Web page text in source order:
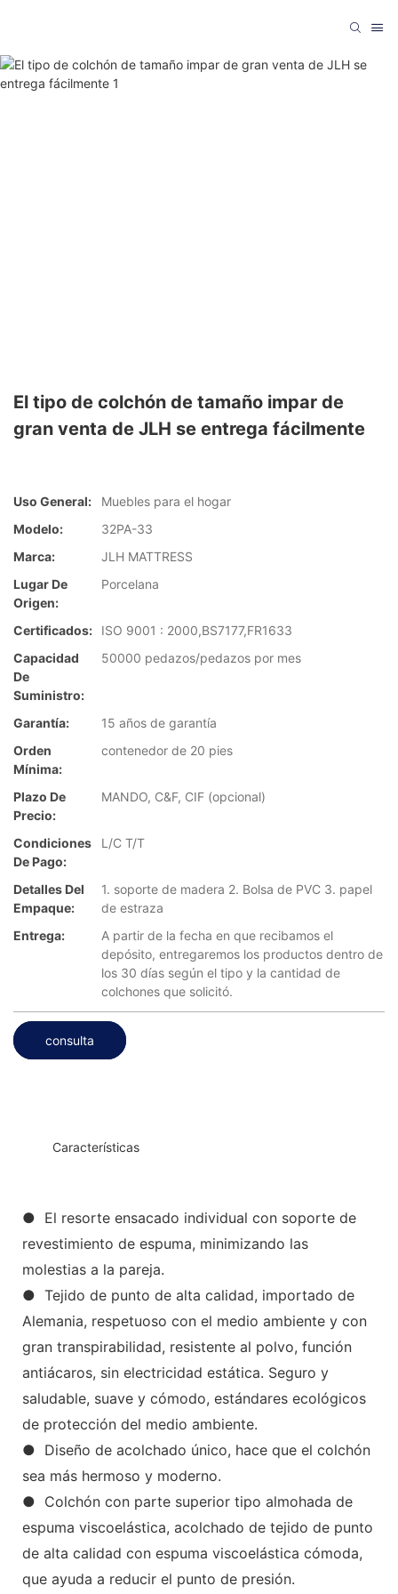
El tipo de colchón de tamaño impar de
gran venta de JLH se entrega fácilmente
Uso General:
Muebles para el hogar
Modelo:
32PA-33
Marca:
JLH MATTRESS
Lugar De
Origen:
Porcelana
Certificados:
ISO 9001 : 2000,BS7177,FR1633
Capacidad
De
Suministro:
50000 pedazos/pedazos por mes
Garantía:
15 años de garantía
Orden
Mínima:
contenedor de 20 pies
Plazo De
Precio:
MANDO, C&F, CIF (opcional)
Condiciones
De Pago:
L/C T/T
Detalles Del
Empaque:
1. soporte de madera 2. Bolsa de PVC 3. papel
de estraza
Entrega:
A partir de la fecha en que recibamos el
depósito, entregaremos los productos dentro de
los 30 días según el tipo y la cantidad de
colchones que solicitó.
consulta
Características
● El resorte ensacado individual con soporte de
revestimiento de espuma, minimizando las
molestias a la pareja.
● Tejido de punto de alta calidad, importado de
Alemania, respetuoso con el medio ambiente y con
gran transpirabilidad, resistente al polvo, función
antiácaros, sin electricidad estática. Seguro y
saludable, suave y cómodo, estándares ecológicos
de protección del medio ambiente.
● Diseño de acolchado único, hace que el colchón
sea más hermoso y moderno.
● Colchón con parte superior tipo almohada de
espuma viscoelástica, acolchado de tejido de punto
de alta calidad con espuma viscoelástica cómoda,
que ayuda a reducir el punto de presión.